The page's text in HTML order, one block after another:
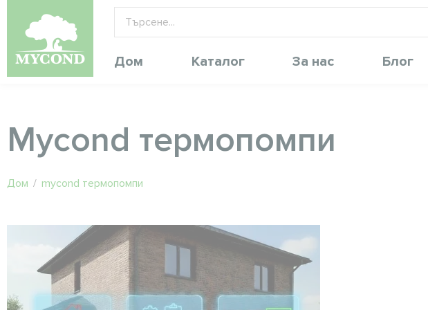
Дом Каталог За нас Блог
Mycond термопомпи
Дом / mycond термопомпи